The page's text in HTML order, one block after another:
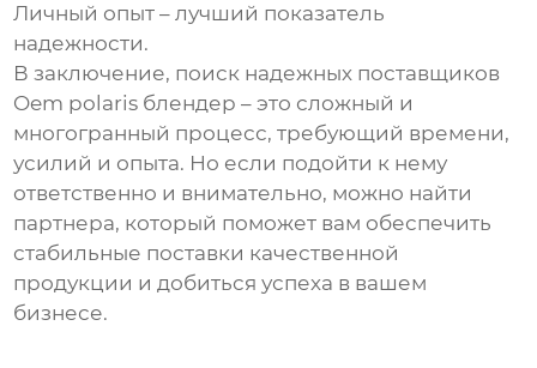
Личный опыт – лучший показатель
надежности.
В заключение, поиск надежных поставщиков
Oem polaris блендер – это сложный и
многогранный процесс, требующий времени,
усилий и опыта. Но если подойти к нему
ответственно и внимательно, можно найти
партнера, который поможет вам обеспечить
стабильные поставки качественной
продукции и добиться успеха в вашем
бизнесе.